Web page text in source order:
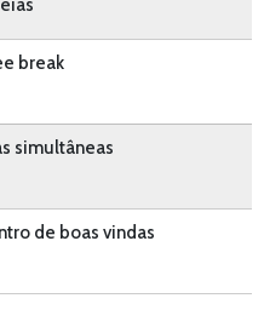
break
simultâneas
de boas vindas